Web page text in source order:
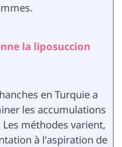
la liposuccion
en Turquie a
les accumulations
méthodes varient,
à l'aspiration de